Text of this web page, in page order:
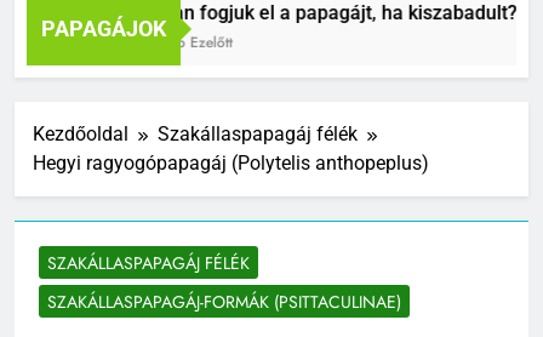
PAPAGÁJOK
Hogyan fogjuk el a papagájt, ha kiszabadult?
9 Hónap Ezelőtt
Kezdőoldal
Szakállaspapagáj félék
Hegyi ragyogópapagáj (Polytelis anthopeplus)
SZAKÁLLASPAPAGÁJ FÉLÉK
SZAKÁLLASPAPAGÁJ-FORMÁK (PSITTACULINAE)